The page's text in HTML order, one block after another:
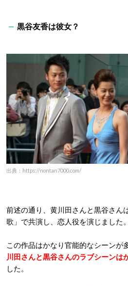
黒谷友香は彼女？
出典：https://nontan7000.com/
前述の通り、黄川田さんと黒谷さん
歌」で共演し、恋人役を演じました。
この作品はかなり官能的なシーンが
川田さんと黒谷さんのラブシーンは
した。